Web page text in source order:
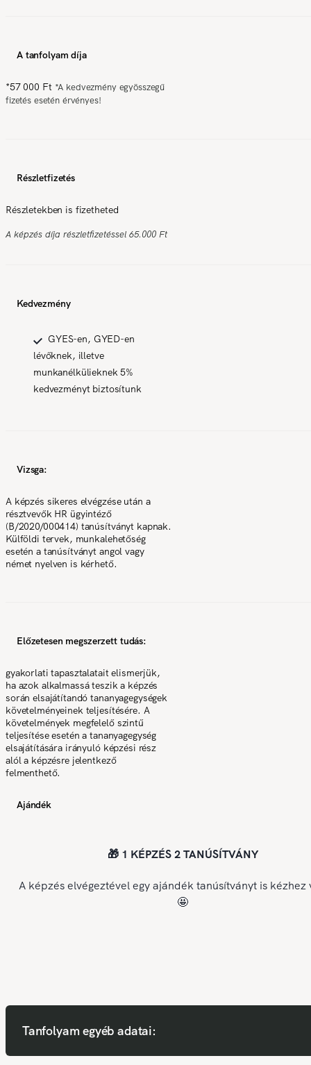
A tanfolyam díja
*57 000 Ft *A kedvezmény egyösszegű
fizetés esetén érvényes!
Részletfizetés
Részletekben is fizetheted
A képzés díja részletfizetéssel 65.000 Ft
Kedvezmény
GYES-en, GYED-en
lévőknek, illetve
munkanélkülieknek 5%
kedvezményt biztosítunk
Vizsga:
A képzés sikeres elvégzése után a
résztvevők HR ügyintéző
(B/2020/000414) tanúsítványt kapnak.
Külföldi tervek, munkalehetőség
esetén a tanúsítványt angol vagy
német nyelven is kérhető.
Előzetesen megszerzett tudás:
gyakorlati tapasztalatait elismerjük,
ha azok alkalmassá teszik a képzés
során elsajátítandó tananyagegységek
követelményeinek teljesítésére. A
követelmények megfelelő szintű
teljesítése esetén a tananyagegység
elsajátítására irányuló képzési rész
alól a képzésre jelentkező
felmenthető.
Ajándék
🎁 1 KÉPZÉS 2 TANÚSÍTVÁNY
A képzés elvégeztével egy ajándék tanúsítványt is kézhez
🤩
Tanfolyam egyéb adatai: